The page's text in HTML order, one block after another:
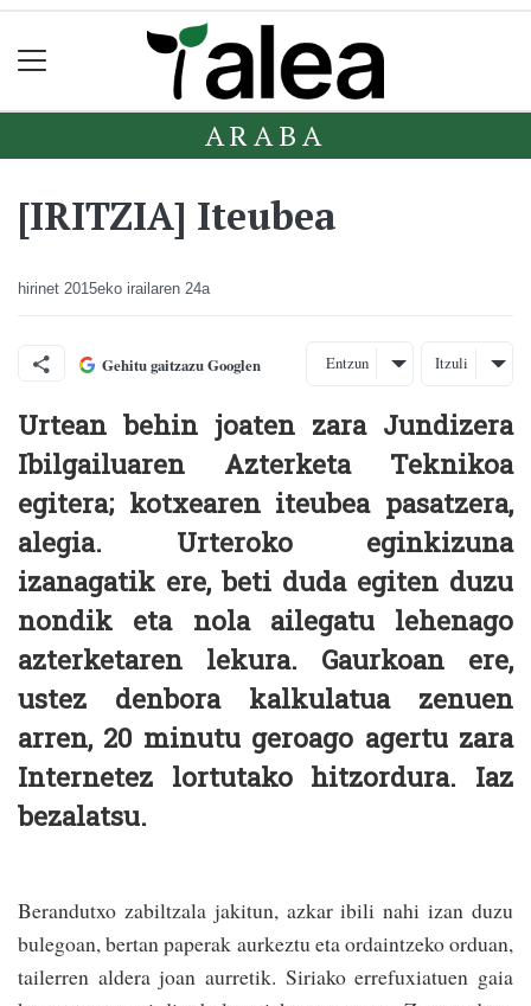
ARABA
[IRITZIA] Iteubea
hirinet 2015eko irailaren 24a
Gehitu gaitzazu Googlen Entzun Itzuli
Urtean behin joaten zara Jundizera
Ibilgailuaren Azterketa Teknikoa
egitera; kotxearen iteubea pasatzera,
alegia. Urteroko eginkizuna
izanagatik ere, beti duda egiten duzu
nondik eta nola ailegatu lehenago
azterketaren lekura. Gaurkoan ere,
ustez denbora kalkulatua zenuen
arren, 20 minutu geroago agertu zara
Internetez lortutako hitzordura. Iaz
bezalatsu.
Berandutxo zabiltzala jakitun, azkar ibili nahi izan duzu
bulegoan, bertan paperak aurkeztu eta ordaintzeko orduan,
tailerren aldera joan aurretik. Siriako errefuxiatuen gaia